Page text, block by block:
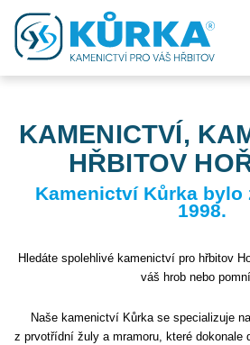
KAMENICTVÍ,
HŘBITOV
Kamenictví Kůrka bylo
1998.
Hledáte spolehlivé kamenictví pro hřbitov
váš hrob nebo
Naše kamenictví Kůrka se specializuje
z prvotřídní žuly a mramoru, které dokonale